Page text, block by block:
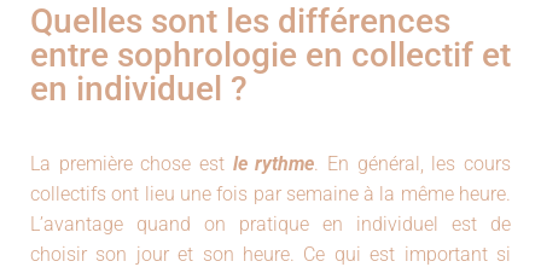
Quelles sont les différences
entre sophrologie en collectif et
en individuel ?
La première chose est le rythme. En général, les cours
collectifs ont lieu une fois par semaine à la même heure.
L’avantage quand on pratique en individuel est de
choisir son jour et son heure. Ce qui est important si